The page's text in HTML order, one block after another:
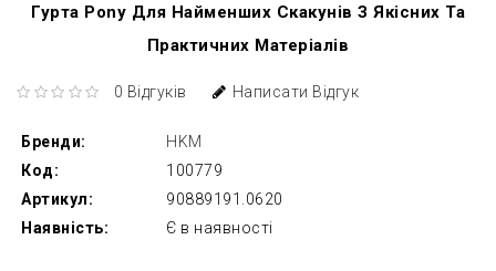
Гурта Pony Для Найменших Скакунів З Якісних Та
Практичних Матеріалів
0 Відгуків Написати Відгук
Бренди:
HKM
Код:
100779
Артикул:
90889191.0620
Наявність:
Є в наявності